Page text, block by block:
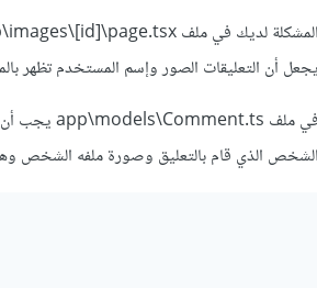
يجعل أن التعليقات الصور وإسم المستخدم تظهر
الشخص الذي قام بالتعليق وصورة ملفه الشخص